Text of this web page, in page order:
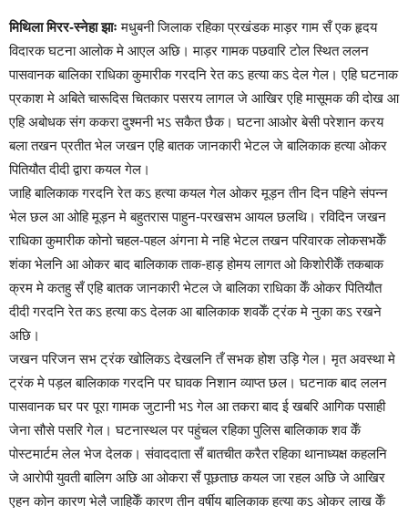
मिथिला मिरर-स्नेहा झाः मधुबनी जिलाक रहिका प्रखंडक माड़र गाम सँ एक हृदय
विदारक घटना आलोक मे आएल अछि। माड़र गामक पछवारि टोल स्थित ललन
पासवानक बालिका राधिका कुमारीक गरदनि रेत कऽ हत्या कऽ देल गेल। एहि घटनाक
प्रकाश मे अबिते चारूदिस चितकार पसरय लागल जे आखिर एहि मासूमक की दोख आ
एहि अबोधक संग ककरा दुश्मनी भऽ सकैत छैक। घटना आओर बेसी परेशान करय
बला तखन प्रतीत भेल जखन एहि बातक जानकारी भेटल जे बालिकाक हत्या ओकर
पितियौत दीदी द्वारा कयल गेल।
जाहि बालिकाक गरदनि रेत कऽ हत्या कयल गेल ओकर मूड़न तीन दिन पहिने संपन्न
भेल छल आ ओहि मूड़न मे बहुतरास पाहुन-परखसभ आयल छलथि। रविदिन जखन
राधिका कुमारीक कोनो चहल-पहल अंगना मे नहि भेटल तखन परिवारक लोकसभकेँ
शंका भेलनि आ ओकर बाद बालिकाक ताक-हाड़ होमय लागत ओ किशोरीकेँ तकबाक
क्रम मे कतहु सँ एहि बातक जानकारी भेटल जे बालिका राधिका केँ ओकर पितियौत
दीदी गरदनि रेत कऽ हत्या कऽ देलक आ बालिकाक शवकेँ ट्रंक मे नुका कऽ रखने
अछि।
जखन परिजन सभ ट्रंक खोलिकऽ देखलनि तँ सभक होश उड़ि गेल। मृत अवस्था मे
ट्रंक मे पड़ल बालिकाक गरदनि पर घावक निशान व्याप्त छल। घटनाक बाद ललन
पासवानक घर पर पूरा गामक जुटानी भऽ गेल आ तकरा बाद ई खबरि आगिक पसाही
जेना सौसे पसरि गेल। घटनास्थल पर पहुंचल रहिका पुलिस बालिकाक शव केँ
पोस्टमार्टम लेल भेज देलक। संवाददाता सँ बातचीत करैत रहिका थानाध्यक्ष कहलनि
जे आरोपी युवती बालिग अछि आ ओकरा सँ पूछताछ कयल जा रहल अछि जे आखिर
एहन कोन कारण भेलै जाहिकेँ कारण तीन वर्षीय बालिकाक हत्या कऽ ओकर लाख केँ